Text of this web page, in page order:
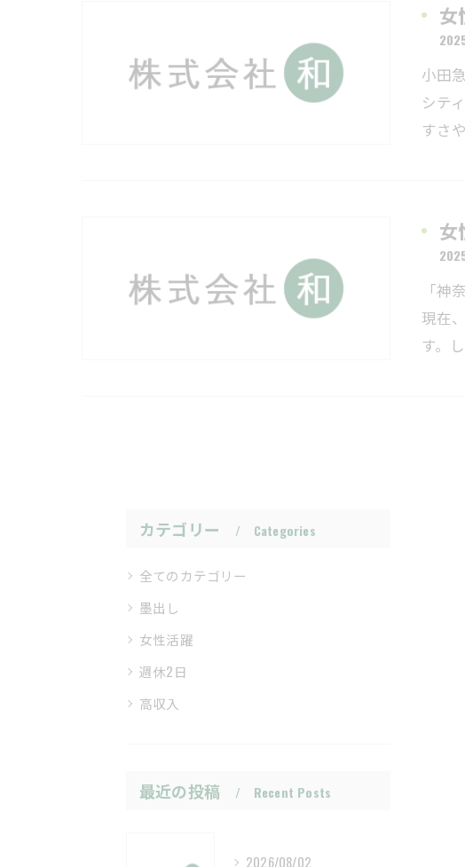
女
小田
シテ
すさ
女
「
現在
す。
カテゴリー Categories
全てのカテゴリー
墨出し
女性活躍
週休2日
高収入
最近の投稿 Recent Posts
2026/08/02